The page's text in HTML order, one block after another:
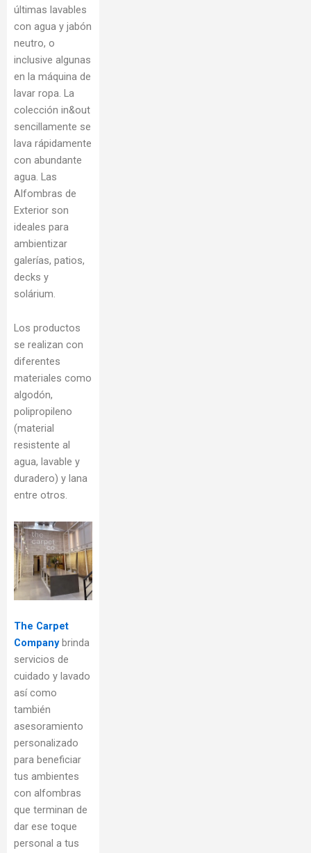
últimas lavables
con agua y jabón
neutro, o
inclusive algunas
en la máquina de
lavar ropa. La
colección in&out
sencillamente se
lava rápidamente
con abundante
agua. Las
Alfombras de
Exterior son
ideales para
ambientizar
galerías, patios,
decks y
solárium.
Los productos
se realizan con
diferentes
materiales como
algodón,
polipropileno
(material
resistente al
agua, lavable y
duradero) y lana
entre otros.
The Carpet
Companybrinda
servicios de
cuidado y lavado
así como
también
asesoramiento
personalizado
para beneficiar
tus ambientes
con alfombras
que terminan de
dar ese toque
personal a tus